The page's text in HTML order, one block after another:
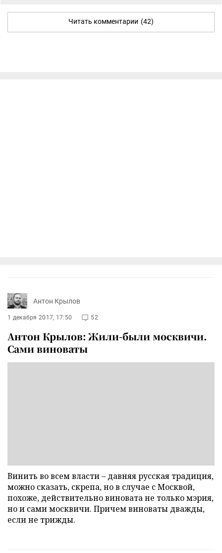
Читать комментарии (42)
Антон Крылов
1 декабря 2017, 17:50 52
Антон Крылов: Жили-были москвичи.
Сами виноваты
Винить во всем власти – давняя русская традиция,
можно сказать, скрепа, но в случае с Москвой,
похоже, действительно виновата не только мэрия,
но и сами москвичи. Причем виноваты дважды,
если не трижды.